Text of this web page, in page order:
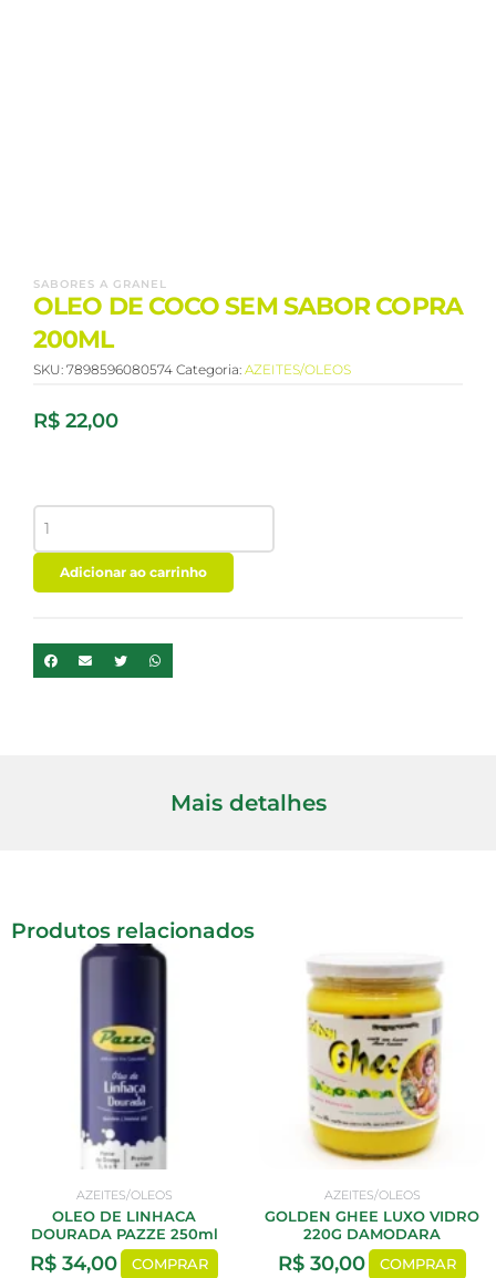
SABORES A GRANEL
OLEO DE COCO SEM SABOR COPRA
200ML
SKU: 7898596080574 Categoria: AZEITES/OLEOS
R$ 22,00
DE
COCO
SEM
SABOR
200ML
quantidade
Adicionar ao carrinho
Mais detalhes
Produtos relacionados
AZEITES/OLEOS
OLEO DE LINHACA
DOURADA PAZZE 250ml
R$34,00 COMPRAR
AZEITES/OLEOS
GOLDEN GHEE LUXO VIDRO
220G DAMODARA
R$30,00 COMPRAR